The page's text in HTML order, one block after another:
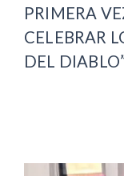
PRIMERA
CELEBRAR
DEL